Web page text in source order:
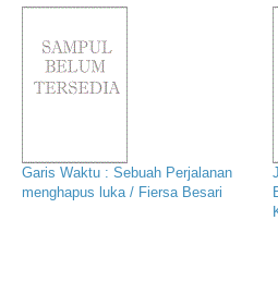
Garis Waktu : Sebuah Perjalanan
menghapus luka / Fiersa Besari